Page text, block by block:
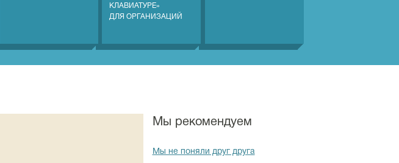
КЛАВИАТУРЕ»
ДЛЯ ОРГАНИЗАЦИЙ
Мы рекомендуем
Мы не поняли друг друга